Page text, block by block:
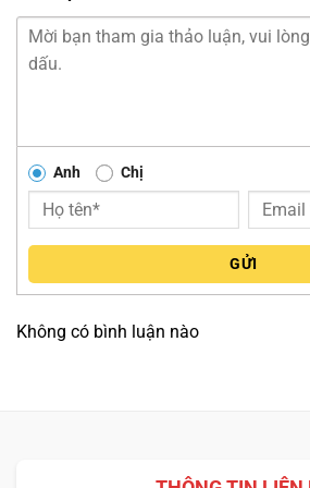
Màn hình củaAcer Predator Helios
sáng lên tới 1000 nits, giúp hình ảnh
cả dưới ánh sáng mạnh. Chất lượng
100%, tạo trải nghiệm hình ảnh sống
nổi bật từng chi tiết nhỏ trong game.
Anh Chị
GỬI
Không có bình luận nào